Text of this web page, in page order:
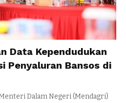
Data Kependudukan
Penyaluran Bansos di
Dalam Negeri (Mendagri)